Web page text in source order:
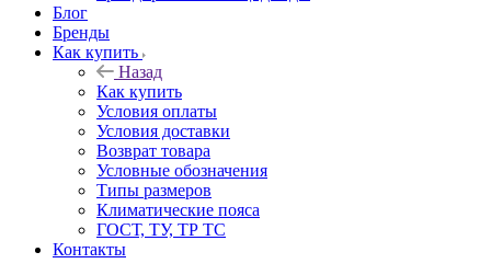
Блог
Бренды
Как купить
Назад
Как купить
Условия оплаты
Условия доставки
Возврат товара
Условные обозначения
Типы размеров
Климатические пояса
ГОСТ, ТУ, ТР ТС
Контакты